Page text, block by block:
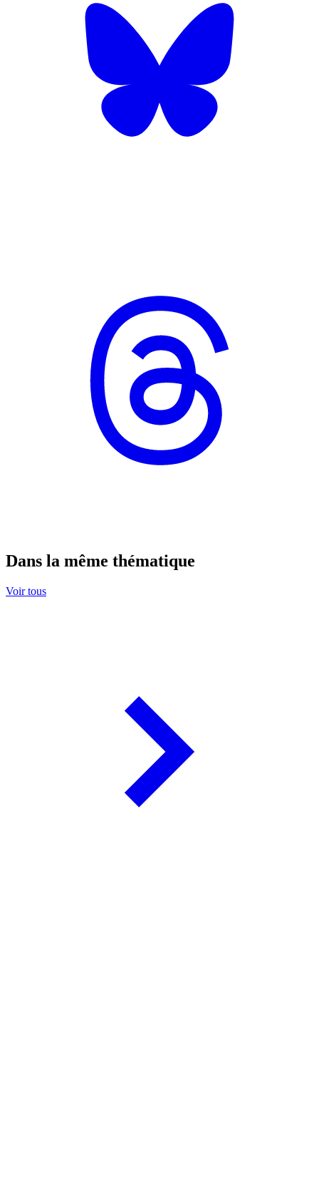
Dans la même thématique
Voir tous